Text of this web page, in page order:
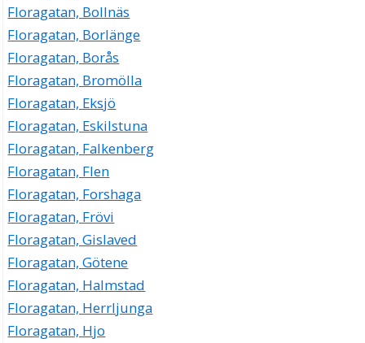
Floragatan, Bollnäs
Floragatan, Borlänge
Floragatan, Borås
Floragatan, Bromölla
Floragatan, Eksjö
Floragatan, Eskilstuna
Floragatan, Falkenberg
Floragatan, Flen
Floragatan, Forshaga
Floragatan, Frövi
Floragatan, Gislaved
Floragatan, Götene
Floragatan, Halmstad
Floragatan, Herrljunga
Floragatan, Hjo